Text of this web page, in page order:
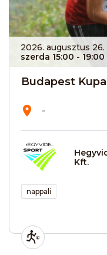
2026. augusztus 26.
szerda 15:00 - 19:00
Budapest Kupa
-
Kft.
nappali